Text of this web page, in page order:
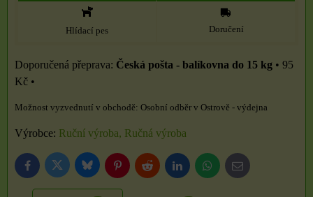
Hlídací pes Doručení
Česká pošta - balíkovna do 15 kg • 95
Kč •
Osobní odběr v Ostrově - výdejna
Výrobce: Ruční výroba, Ručná výroba
FacebookTwitter BlueskyPinterestReddit LinkedInWhatsApp
E-
mail